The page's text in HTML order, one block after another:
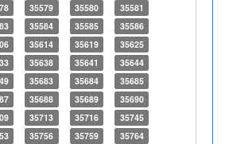
35579 35580
35581
35584 35585
35586
35614 35619
35625
35638 35641
35644
35683 35684
35685
35688 35689
35690
35713 35716
35745
35756 35759 35764